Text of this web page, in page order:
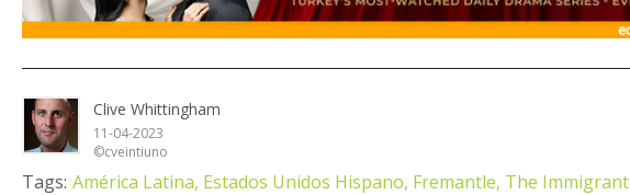
Clive Whittingham
11-04-2023
©cveintiuno
Tags: América Latina, Estados Unidos Hispano, Fremantle, The Immigrant